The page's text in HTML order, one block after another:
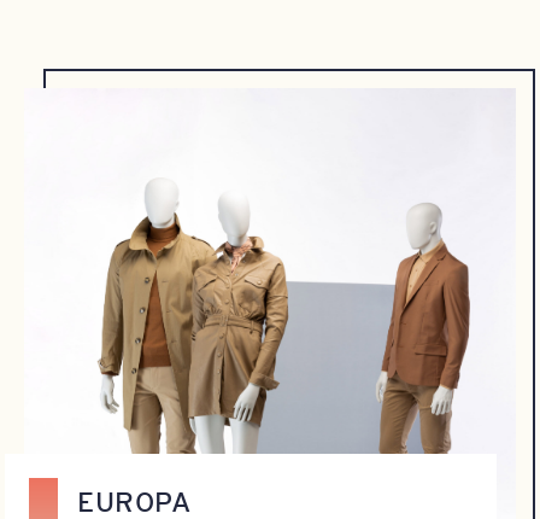
EUROPA